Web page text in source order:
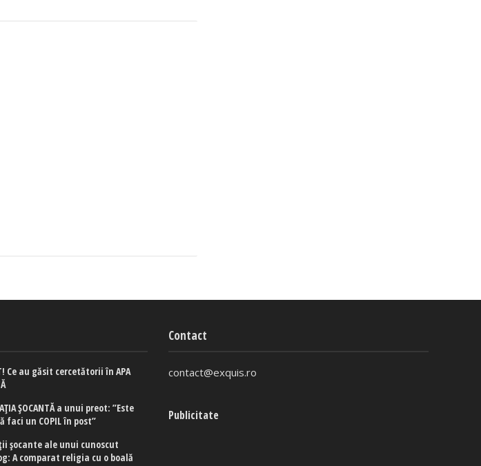
Ce au găsit cercetătorii în APA
ȘOCANTĂ a unui preot: ”Este
faci un COPIL în post”
şocante ale unui cunoscut
A comparat religia cu o boală
Contact
contact@exquis.ro
Publicitate